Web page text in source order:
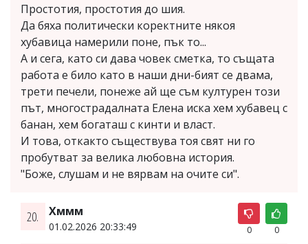
Простотия, простотия до шия.
Да бяха политически коректните някоя
хубавица намерили поне, пък то...
А и сега, като си дава човек сметка, то същата
работа е било като в наши дни-бият се двама,
трети печели, понеже ай ще съм културен този
път, многострадалната Елена иска хем хубавец с
банан, хем богаташ с кинти и власт.
И това, откакто съществува тоя свят ни го
пробутват за велика любовна история.
"Боже, слушам и не вярвам на очите си".
20. Хммм
01.02.2026 20:33:49 0 0